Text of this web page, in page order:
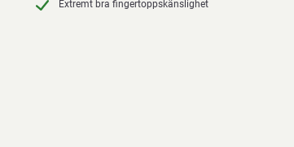
Extremt bra fingertoppskänslighet